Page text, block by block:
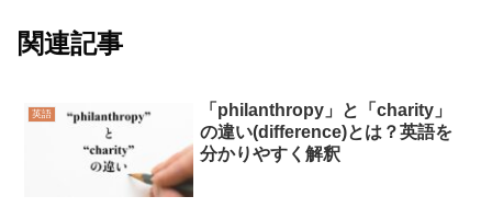
関連記事
英語
「philanthropy」と「charity」
の違い(difference)とは？英語を
分かりやすく解釈